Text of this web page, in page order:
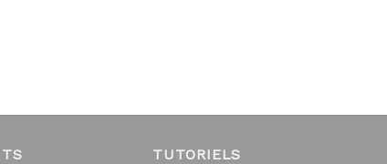
TUTORIELS